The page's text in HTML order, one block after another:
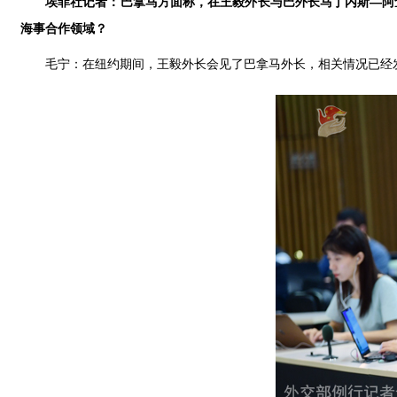
海事合作领域？
毛宁：在纽约期间，王毅外长会见了巴拿马外长，相关情况已